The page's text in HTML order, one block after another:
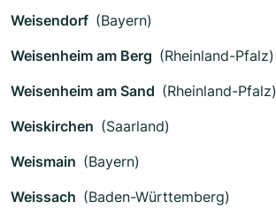
Weisendorf (Bayern)
Weisenheim am Berg (Rheinland-Pfalz)
Weisenheim am Sand (Rheinland-Pfalz)
Weiskirchen (Saarland)
Weismain (Bayern)
Weissach (Baden-Württemberg)